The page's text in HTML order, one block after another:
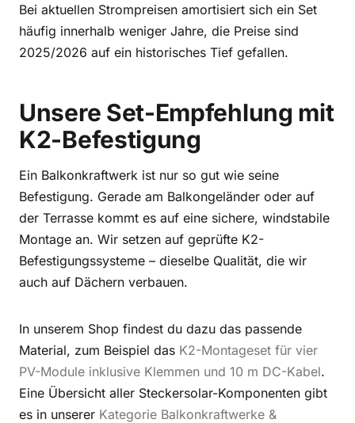
Bei aktuellen Strompreisen amortisiert sich ein Set
häufig innerhalb weniger Jahre, die Preise sind
2025/2026 auf ein historisches Tief gefallen.
Unsere Set-Empfehlung mit
K2-Befestigung
Ein Balkonkraftwerk ist nur so gut wie seine
Befestigung. Gerade am Balkongeländer oder auf
der Terrasse kommt es auf eine sichere, windstabile
Montage an. Wir setzen auf geprüfte K2-
Befestigungssysteme – dieselbe Qualität, die wir
auch auf Dächern verbauen.
In unserem Shop findest du dazu das passende
Material, zum Beispiel das K2-Montageset für vier
PV-Module inklusive Klemmen und 10 m DC-Kabel.
Eine Übersicht aller Steckersolar-Komponenten gibt
es in unserer Kategorie Balkonkraftwerke &